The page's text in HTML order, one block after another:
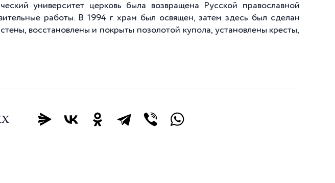
университет церковь была возвращена Русской православной
работы. В 1994 г. храм был освящен, затем здесь был сделан
восстановлены и покрыты позолотой купола, установлены кресты,